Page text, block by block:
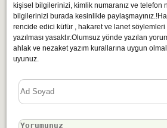
kişisel bilgilerinizi, kimlik numaranız ve telefon
bilgilerinizi burada kesinlikle
rencide edici küfür , hakaret ve lanet söylemleri
yazılması yasaktır.Olumsuz yönde yazılan
ahlak ve nezaket yazım kurallarına uygun
uyunuz.